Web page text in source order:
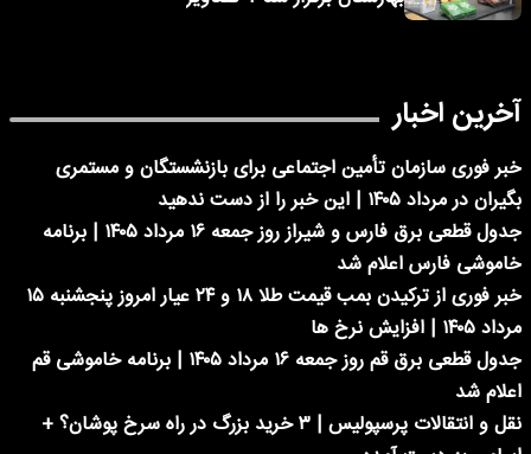
آخرین اخبار
خبر فوری سازمان تأمین اجتماعی برای بازنشستگان و مستمری
بگیران در مرداد ۱۴۰۵ | این خبر را از دست ندهید
جدول قطعی برق فارس و شیراز روز جمعه ۱۶ مرداد ۱۴۰۵ | برنامه
خاموشی فارس اعلام شد
خبر فوری از ترکیدن بمب قیمت طلا ۱۸ و ۲۴ عیار امروز پنجشنبه ۱۵
مرداد ۱۴۰۵ | افزایش نرخ ها
جدول قطعی برق قم روز جمعه ۱۶ مرداد ۱۴۰۵ | برنامه خاموشی قم
اعلام شد
نقل و انتقالات پرسپولیس | ۳ خرید بزرگ در راه سرخ‌ پوشان؟ +